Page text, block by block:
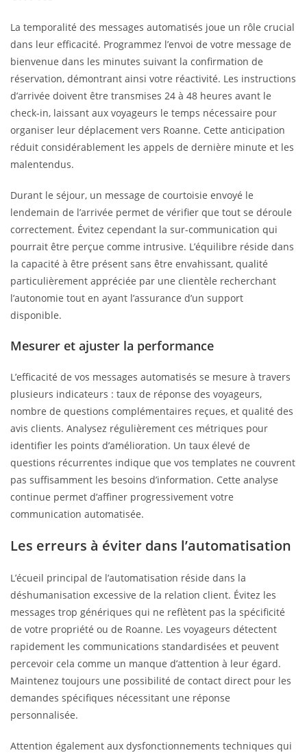
La temporalité des messages automatisés joue un rôle crucial
dans leur efficacité. Programmez l’envoi de votre message de
bienvenue dans les minutes suivant la confirmation de
réservation, démontrant ainsi votre réactivité. Les instructions
d’arrivée doivent être transmises 24 à 48 heures avant le
check-in, laissant aux voyageurs le temps nécessaire pour
organiser leur déplacement vers Roanne. Cette anticipation
réduit considérablement les appels de dernière minute et les
malentendus.
Durant le séjour, un message de courtoisie envoyé le
lendemain de l’arrivée permet de vérifier que tout se déroule
correctement. Évitez cependant la sur-communication qui
pourrait être perçue comme intrusive. L’équilibre réside dans
la capacité à être présent sans être envahissant, qualité
particulièrement appréciée par une clientèle recherchant
l’autonomie tout en ayant l’assurance d’un support
disponible.
Mesurer et ajuster la performance
L’efficacité de vos messages automatisés se mesure à travers
plusieurs indicateurs : taux de réponse des voyageurs,
nombre de questions complémentaires reçues, et qualité des
avis clients. Analysez régulièrement ces métriques pour
identifier les points d’amélioration. Un taux élevé de
questions récurrentes indique que vos templates ne couvrent
pas suffisamment les besoins d’information. Cette analyse
continue permet d’affiner progressivement votre
communication automatisée.
Les erreurs à éviter dans l’automatisation
L’écueil principal de l’automatisation réside dans la
déshumanisation excessive de la relation client. Évitez les
messages trop génériques qui ne reflètent pas la spécificité
de votre propriété ou de Roanne. Les voyageurs détectent
rapidement les communications standardisées et peuvent
percevoir cela comme un manque d’attention à leur égard.
Maintenez toujours une possibilité de contact direct pour les
demandes spécifiques nécessitant une réponse
personnalisée.
Attention également aux dysfonctionnements techniques qui